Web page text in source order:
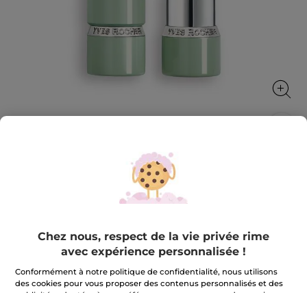
Rouge à lèvres Rouge Botanique Glow
La couleur devient un soin
3.5 g
4
sur
5
Lire
les
23,90 €
Chez nous, respect de la vie privée rime
avec expérience personnalisée !
Conformément à notre politique de confidentialité, nous utilisons
des cookies pour vous proposer des contenus personnalisés et des